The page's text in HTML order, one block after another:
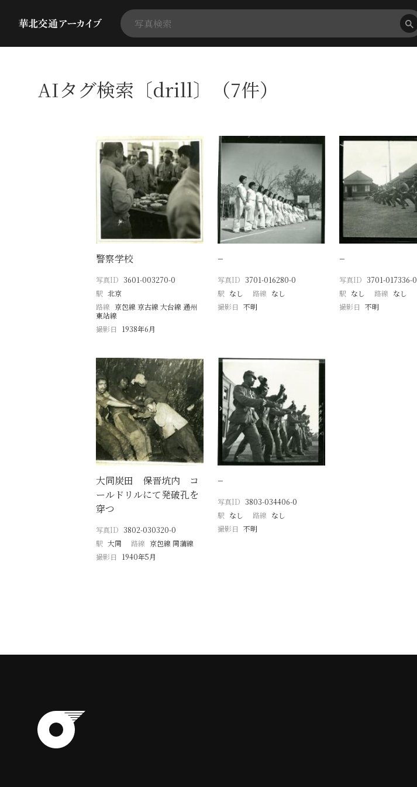
AIタグ検索〔drill〕（7件）
警察学校
写真ID 3601-003270-0
駅 北京
路線 京包線 京古線 大台線 通州
東站線
撮影日
1938年6月
−
写真ID 3701-016280-0
駅 なし 路線 なし
撮影日 不明
−
写真ID 3701-017336-0
駅 なし 路線 なし
撮影日 不明
大同炭田 保晋坑内 コ
ールドリルにて発破孔を
穿つ
写真ID 3802-030320-0
駅 大同 路線 京包線 同蒲線
撮影日
1940年5月
−
写真ID 3803-034406-0
駅 なし 路線 なし
撮影日 不明